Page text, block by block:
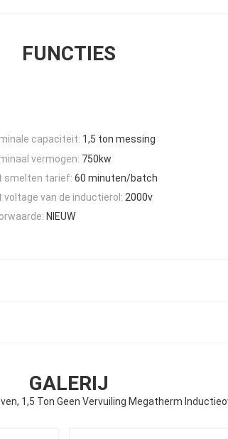
FUNCTIES
capaciteit: 1,5 ton messing
vermogen: 750kw
smelten tarief: 60 minuten/batch
voltage van de inductierol: 2000v
NIEUW
GALERIJ
1,5 Ton Geen Vervuiling Megatherm